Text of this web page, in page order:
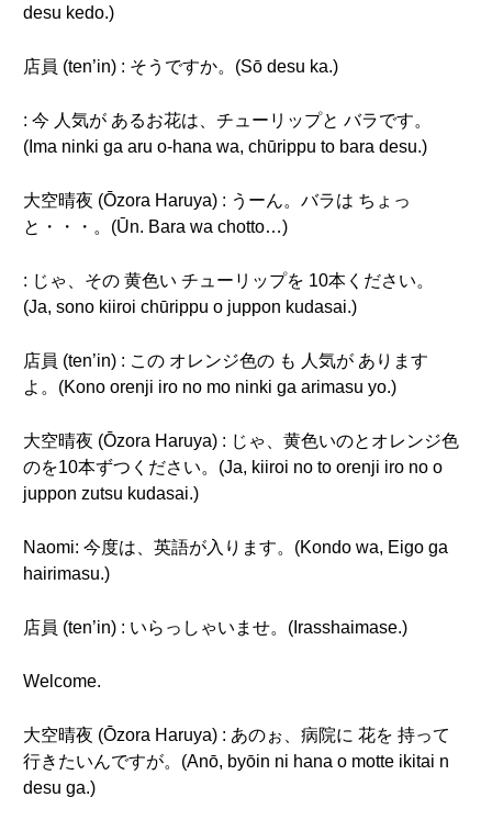
desu kedo.)
店員 (ten’in) : そうですか。(Sō desu ka.)
: 今 人気が あるお花は、チューリップと バラです。
(Ima ninki ga aru o-hana wa, chūrippu to bara desu.)
大空晴夜 (Ōzora Haruya) : うーん。バラは ちょっ
と・・・。(Ūn. Bara wa chotto…)
: じゃ、その 黄色い チューリップを 10本ください。
(Ja, sono kiiroi chūrippu o juppon kudasai.)
店員 (ten’in) : この オレンジ色の も 人気が あります
よ。(Kono orenji iro no mo ninki ga arimasu yo.)
大空晴夜 (Ōzora Haruya) : じゃ、黄色いのとオレンジ色
のを10本ずつください。(Ja, kiiroi no to orenji iro no o
juppon zutsu kudasai.)
Naomi: 今度は、英語が入ります。(Kondo wa, Eigo ga
hairimasu.)
店員 (ten’in) : いらっしゃいませ。(Irasshaimase.)
Welcome.
大空晴夜 (Ōzora Haruya) : あのぉ、病院に 花を 持って
行きたいんですが。(Anō, byōin ni hana o motte ikitai n
desu ga.)